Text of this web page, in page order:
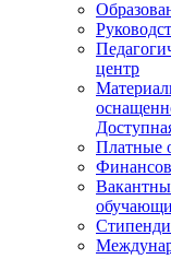
центр
Платные